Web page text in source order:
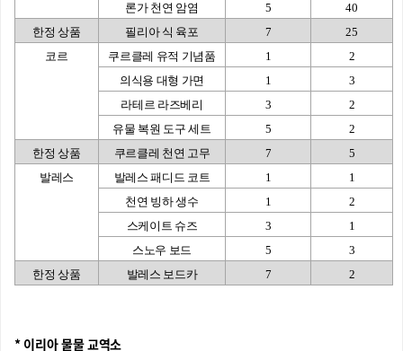
론가 천연 암염
5
40
한정 상품
필리아 식 육포 7
25
코르
쿠르클레 유적 기념품 1
2
의식용 대형 가면
1
3
라테르 라즈베리
3
2
유물 복원 도구 세트
5
2
한정 상품
쿠르클레 천연 고무 7
5
발레스
발레스 패디드 코트 1
1
천연 빙하 생수
1
2
스케이트 슈즈
3
1
스노우 보드
5
3
한정 상품
발레스 보드카 7 2
* 이리아 물물 교역소